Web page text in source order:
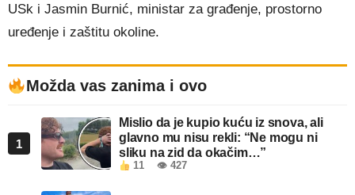
USk i Jasmin Burnić, ministar za građenje, prostorno
uređenje i zaštitu okoline.
Možda vas zanima i ovo
1
Mislio da je kupio kuću iz snova, ali
glavno mu nisu rekli: “Ne mogu ni
sliku na zid da okačim…”
11 👁 427